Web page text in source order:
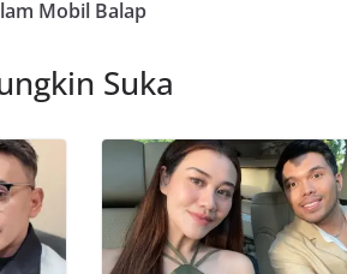
Mobil Balap
Suka